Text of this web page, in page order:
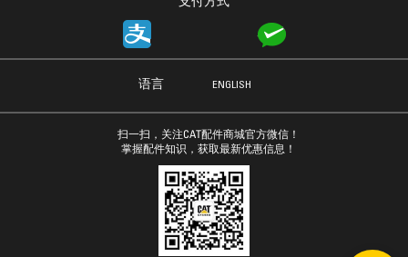
语言 ENGLISH
扫一扫，关注CAT配件商城官方微信！
掌握配件知识，获取最新优惠信息！